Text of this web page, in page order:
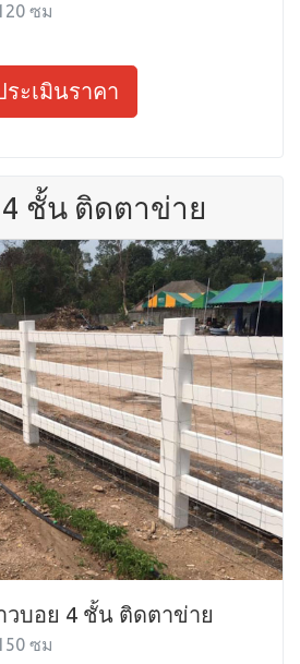
ซม
ะเมินราคา
ชั้น ติดตาข่าย
วบอย 4 ชั้น ติดตาข่าย
ซม